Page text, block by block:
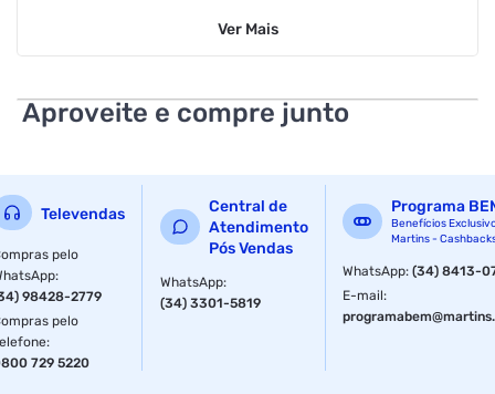
Ver Mais
Aproveite e compre junto
Televendas
pelo
:
98428-2779
pelo
:
729 5220
Central de
Atendimento
Pós Vendas
WhatsApp:
(34) 3301-5819
Programa
Benefícios
Martins -
WhatsApp:(34) 8413-
E-mail: